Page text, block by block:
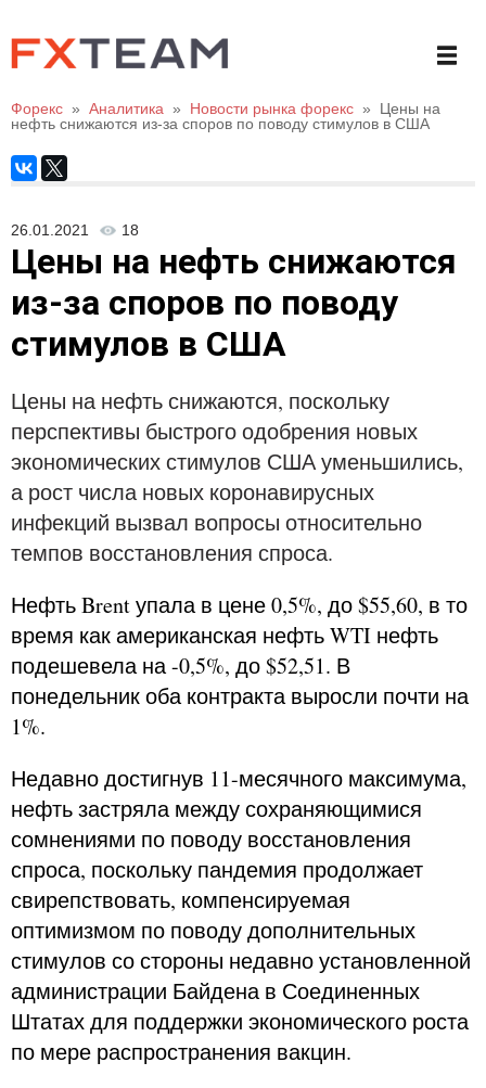
Форекс » Аналитика » Новости рынка форекс »
Цены на
нефть снижаются из-за споров по поводу стимулов в США
26.01.2021 18
Цены на нефть снижаются
из-за споров по поводу
стимулов в США
Цены на нефть снижаются, поскольку
перспективы быстрого одобрения новых
экономических стимулов США уменьшились,
а рост числа новых коронавирусных
инфекций вызвал вопросы относительно
темпов восстановления спроса.
Нефть Brent упала в цене 0,5%, до $55,60, в то
время как американская нефть WTI нефть
подешевела на -0,5%, до $52,51. В
понедельник оба контракта выросли почти на
1%.
Недавно достигнув 11-месячного максимума,
нефть застряла между сохраняющимися
сомнениями по поводу восстановления
спроса, поскольку пандемия продолжает
свирепствовать, компенсируемая
оптимизмом по поводу дополнительных
стимулов со стороны недавно установленной
администрации Байдена в Соединенных
Штатах для поддержки экономического роста
по мере распространения вакцин.